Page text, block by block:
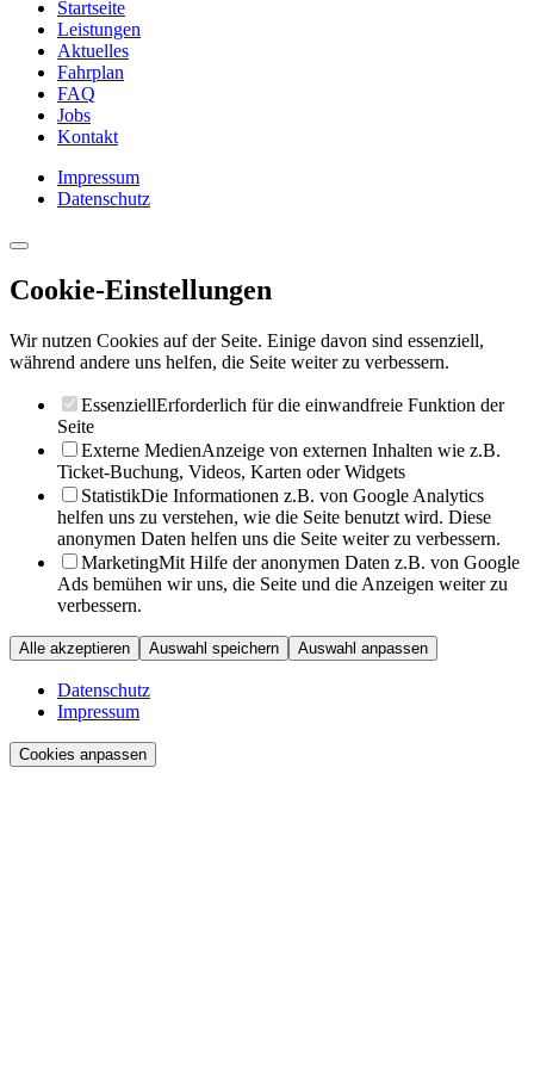
Startseite
Leistungen
Aktuelles
Fahrplan
FAQ
Jobs
Kontakt
Impressum
Datenschutz
Cookie-Einstellungen
Wir nutzen Cookies auf der Seite. Einige davon sind essenziell,
während andere uns helfen, die Seite weiter zu verbessern.
EssenziellErforderlich für die einwandfreie Funktion der
Seite
Externe MedienAnzeige von externen Inhalten wie z.B.
Ticket-Buchung, Videos, Karten oder Widgets
StatistikDie Informationen z.B. von Google Analytics
helfen uns zu verstehen, wie die Seite benutzt wird. Diese
anonymen Daten helfen uns die Seite weiter zu verbessern.
MarketingMit Hilfe der anonymen Daten z.B. von Google
Ads bemühen wir uns, die Seite und die Anzeigen weiter zu
verbessern.
Alle akzeptieren Auswahl speichern Auswahl anpassen
Datenschutz
Impressum
Cookies anpassen